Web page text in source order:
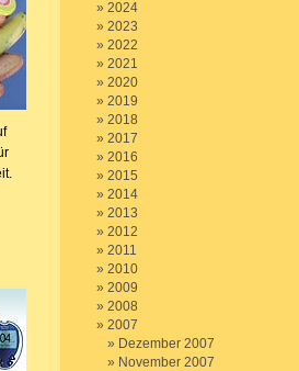
2024
2023
2022
2021
2020
2019
2018
2017
2016
2015
2014
2013
2012
2011
2010
2009
2008
2007
Dezember 2007
November 2007